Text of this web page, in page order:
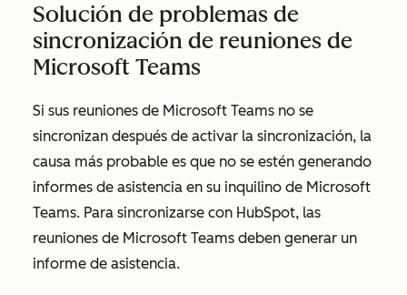
Solución de problemas de
sincronización de reuniones de
Microsoft Teams
Si sus reuniones de Microsoft Teams no se
sincronizan después de activar la sincronización, la
causa más probable es que no se estén generando
informes de asistencia en su inquilino de Microsoft
Teams. Para sincronizarse con HubSpot, las
reuniones de Microsoft Teams deben generar un
informe de asistencia.